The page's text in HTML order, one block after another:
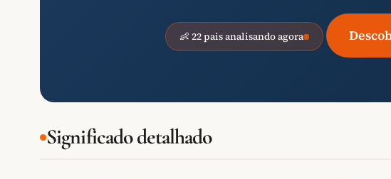
👶 22 pais analisando agora
Significado detalhado